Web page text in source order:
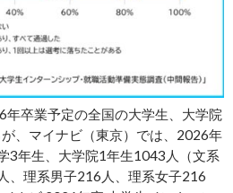
卒業予定の全国の大学生、大学院
、マイナビ（東京）では、2026年
3年生、大学院1年生1043人（文系
、理系男子216人、理系女子216